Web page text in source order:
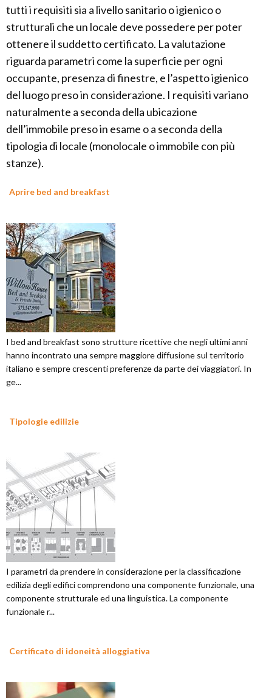
tutti i requisiti sia a livello sanitario o igienico o
strutturali che un locale deve possedere per poter
ottenere il suddetto certificato. La valutazione
riguarda parametri come la superficie per ogni
occupante, presenza di finestre, e l’aspetto igienico
del luogo preso in considerazione. I requisiti variano
naturalmente a seconda della ubicazione
dell’immobile preso in esame o a seconda della
tipologia di locale (monolocale o immobile con più
stanze).
Aprire bed and breakfast
I bed and breakfast sono strutture ricettive che negli ultimi anni
hanno incontrato una sempre maggiore diffusione sul territorio
italiano e sempre crescenti preferenze da parte dei viaggiatori. In
ge...
Tipologie edilizie
I parametri da prendere in considerazione per la classificazione
edilizia degli edifici comprendono una componente funzionale, una
componente strutturale ed una linguistica. La componente
funzionale r...
Certificato di idoneità alloggiativa